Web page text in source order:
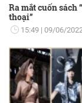
Ra mắt cuốn sách
thoại”
15:49 09/06/